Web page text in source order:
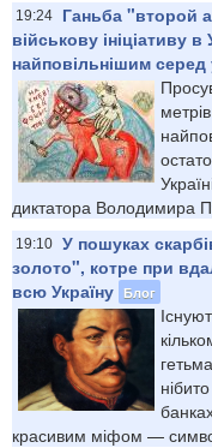
19:24
Ганьба "второй
військову ініціативу
найповільнішим серед
диктатора Володимира
19:10 У пошуках
золото", котре при
всю Україну Блог
красивим міфом —